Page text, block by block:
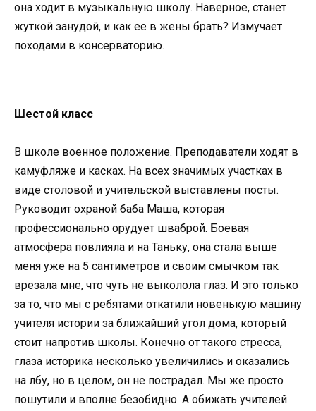
она ходит в музыкальную школу. Наверное, станет
жуткой занудой, и как ее в жены брать? Измучает
походами в консерваторию.
Шестой класс
В школе военное положение. Преподаватели ходят в
камуфляже и касках. На всех значимых участках в
виде столовой и учительской выставлены посты.
Руководит охраной баба Маша, которая
профессионально орудует шваброй. Боевая
атмосфера повлияла и на Таньку, она стала выше
меня уже на 5 сантиметров и своим смычком так
врезала мне, что чуть не выколола глаз. И это только
за то, что мы с ребятами откатили новенькую машину
учителя истории за ближайший угол дома, который
стоит напротив школы. Конечно от такого стресса,
глаза историка несколько увеличились и оказались
на лбу, но в целом, он не пострадал. Мы же просто
пошутили и вполне безобидно. А обижать учителей